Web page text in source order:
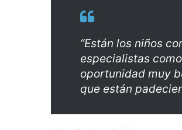
“Están los niños
especialistas
oportunidad muy
que están